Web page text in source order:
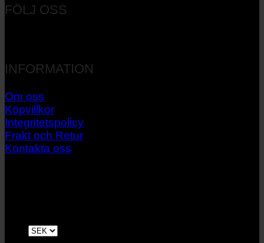
FÖLJ OSS
INFORMATION
Om oss
Köpvillkor
Integritetspolicy
Frakt och Retur
Kontakta oss